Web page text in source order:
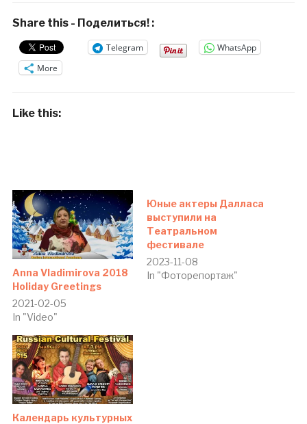
Share this - Поделиться! :
Telegram
WhatsApp
More
Like this:
Anna Vladimirova 2018
Holiday Greetings
2021-02-05
In "Video"
Юные актеры Далласа
выступили на
Театральном
фестивале
2023-11-08
In "Фоторепортаж"
Календарь культурных